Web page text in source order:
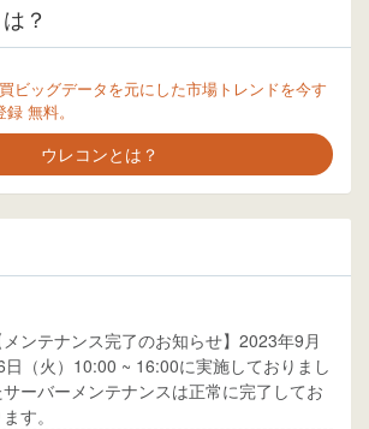
？
ビッグデータを元にした市場トレンドを今す
無料。
ウレコンとは？
メンテナンス完了のお知らせ】2023年9月
日（火）10:00 ~ 16:00に実施しておりまし
サーバーメンテナンスは正常に完了してお
す。